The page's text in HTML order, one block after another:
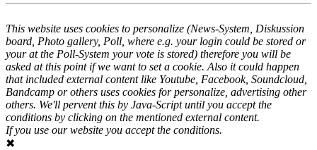
This website uses cookies to personalize (News-System, Diskussion
board, Photo gallery, Poll, where e.g. your login could be stored or
your at the Poll-System your vote is stored) therefore you will be
asked at this point if we want to set a cookie. Also it could happen
that included external content like Youtube, Facebook, Soundcloud,
Bandcamp or others uses cookies for personalize, advertising other
others. We'll pervent this by Java-Script until you accept the
conditions by clicking on the mentioned external content.
If you use our website you accept the conditions.
✖